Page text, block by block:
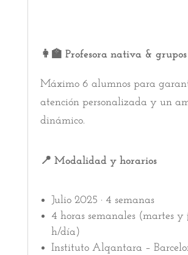
👩‍🏫 Profesora nativa &
Máximo 6 alumnos para
atención personalizada y un
dinámico.
📍 Modalidad y horarios
Julio 2025 · 4 semanas
4 horas semanales (martes y
h/día)
Instituto Alqantara –